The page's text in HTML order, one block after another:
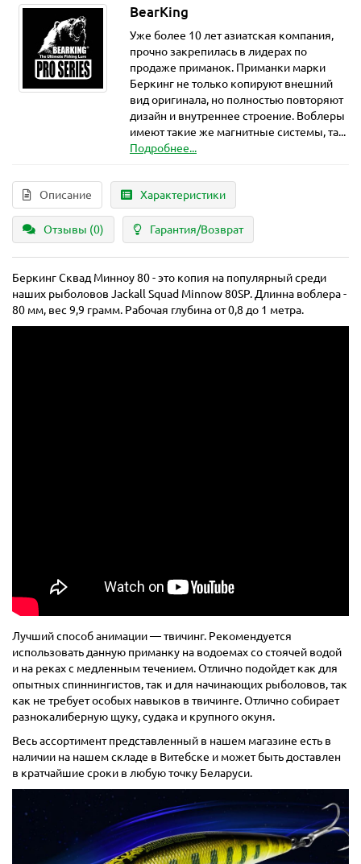
BearKing
Уже более 10 лет азиатская компания,
прочно закрепилась в лидерах по
продаже приманок. Приманки марки
Беркинг не только копируют внешний
вид оригинала, но полностью повторяют
дизайн и внутреннее строение. Воблеры
имеют такие же магнитные системы, та...
Подробнее...
Описание Характеристики
Отзывы (0) Гарантия/Возврат
Беркинг Сквад Минноу 80 - это копия на популярный среди
наших рыболовов Jackall Squad Minnow 80SP. Длинна воблера -
80 мм, вес 9,9 грамм. Рабочая глубина от 0,8 до 1 метра.
Лучший способ анимации — твичинг. Рекомендуется
использовать данную приманку на водоемах со стоячей водой
и на реках с медленным течением. Отлично подойдет как для
опытных спиннингистов, так и для начинающих рыболовов, так
как не требует особых навыков в твичинге. Отлично собирает
разнокалиберную щуку, судака и крупного окуня.
Весь ассортимент представленный в нашем магазине есть в
наличии на нашем складе в Витебске и может быть доставлен
в кратчайшие сроки в любую точку Беларуси.